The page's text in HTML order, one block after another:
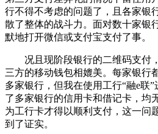
行不得不考虑的问题了，且各家银
散了整体的战斗力。面对数十家银
默地打开微信或支付宝支付了事。
况且现阶段银行的二维码支付
三方的移动钱包相媲美。每家银行
多家银行，但我在使用工行“融e联
了多家银行的信用卡和借记卡，均
为工行卡才得以顺利支付，这一问
到了证实。